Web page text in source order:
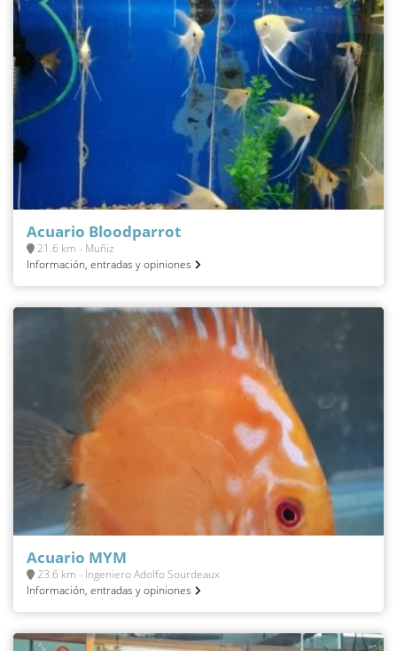
Acuario Bloodparrot
21.6 km - Muñiz
Información, entradas y opiniones
Acuario MYM
23.6 km - Ingeniero Adolfo Sourdeaux
Información, entradas y opiniones